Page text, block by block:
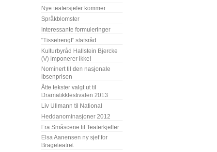
Nye teatersjefer kommer
Språkblomster
Interessante formuleringer
"Tissetrengt" statsråd
Kulturbyråd Hallstein Bjercke
(V) imponerer ikke!
Nominert til den nasjonale
Ibsenprisen
Åtte tekster valgt ut til
Dramatikkfestivalen 2013
Liv Ullmann til National
Heddanominasjoner 2012
Fra Småscene til Teaterkjeller
Elsa Aanensen ny sjef for
Brageteatret